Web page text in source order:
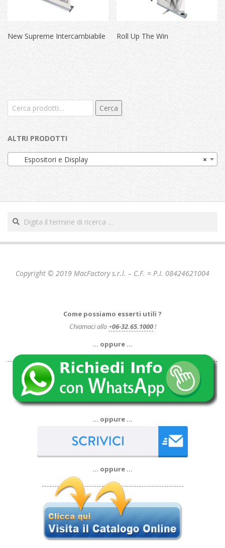
New Supreme Intercambiabile Roll Up The Win
Cerca: Cerca
ALTRI PRODOTTI
×
Espositori e Display
Copyright © 2019 MacFactory s.r.l. – C.F. = P.I. 08424621004
Come possiamo esserti utili ?
Chiamaci allo +06-32.65.1000!
… oppure …
… oppure …
… oppure …